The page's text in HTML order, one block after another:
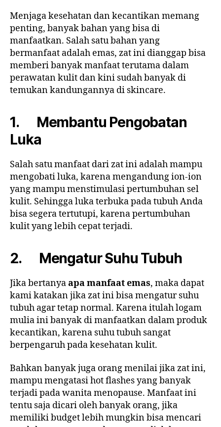
Menjaga kesehatan dan kecantikan memang
penting, banyak bahan yang bisa di
manfaatkan. Salah satu bahan yang
bermanfaat adalah emas, zat ini dianggap bisa
memberi banyak manfaat terutama dalam
perawatan kulit dan kini sudah banyak di
temukan kandungannya di skincare.
1. Membantu Pengobatan
Luka
Salah satu manfaat dari zat ini adalah mampu
mengobati luka, karena mengandung ion-ion
yang mampu menstimulasi pertumbuhan sel
kulit. Sehingga luka terbuka pada tubuh Anda
bisa segera tertutupi, karena pertumbuhan
kulit yang lebih cepat terjadi.
2. Mengatur Suhu Tubuh
Jika bertanyaapa manfaat emas, maka dapat
kami katakan jika zat ini bisa mengatur suhu
tubuh agar tetap normal. Karena itulah logam
mulia ini banyak di manfaatkan dalam produk
kecantikan, karena suhu tubuh sangat
berpengaruh pada kesehatan kulit.
Bahkan banyak juga orang menilai jika zat ini,
mampu mengatasi hot flashes yang banyak
terjadi pada wanita menopause. Manfaat ini
tentu saja dicari oleh banyak orang, jika
memiliki budget lebih mungkin bisa mencari